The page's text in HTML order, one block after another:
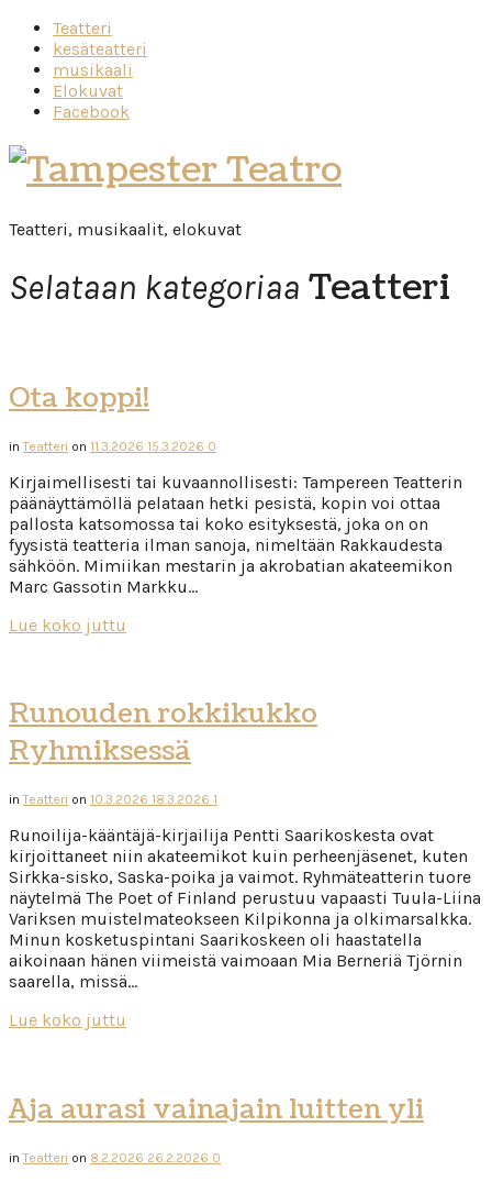
Teatteri
kesäteatteri
musikaali
Elokuvat
Facebook
Tampester
Teatro
Teatteri, musikaalit, elokuvat
Selataan kategoriaa Teatteri
Ota koppi!
inTeatteri on 11.3.2026 15.3.2026 0
Kirjaimellisesti tai kuvaannollisesti: Tampereen Teatterin
päänäyttämöllä pelataan hetki pesistä, kopin voi ottaa
pallosta katsomossa tai koko esityksestä, joka on on
fyysistä teatteria ilman sanoja, nimeltään Rakkaudesta
sähköön. Mimiikan mestarin ja akrobatian akateemikon
Marc Gassotin Markku…
Lue koko juttu
Runouden rokkikukko
Ryhmiksessä
inTeatteri on 10.3.2026 18.3.2026 1
Runoilija-kääntäjä-kirjailija Pentti Saarikoskesta ovat
kirjoittaneet niin akateemikot kuin perheenjäsenet, kuten
Sirkka-sisko, Saska-poika ja vaimot. Ryhmäteatterin tuore
näytelmä The Poet of Finland perustuu vapaasti Tuula-Liina
Variksen muistelmateokseen Kilpikonna ja olkimarsalkka.
Minun kosketuspintani Saarikoskeen oli haastatella
aikoinaan hänen viimeistä vaimoaan Mia Berneriä Tjörnin
saarella, missä…
Lue koko juttu
Aja aurasi vainajain luitten yli
inTeatteri on 8.2.2026 26.2.2026 0